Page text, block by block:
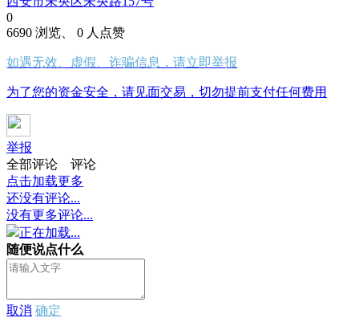
0
6690 浏览、 0 人点赞
如遇无效、虚假、诈骗信息，请立即举报
为了您的资金安全，请见面交易，切勿提前支付任何费用
举报
全部评论
评论
点击加载更多
还没有评论...
没有更多评论...
正在加载...
随便说点什么
取消 确定